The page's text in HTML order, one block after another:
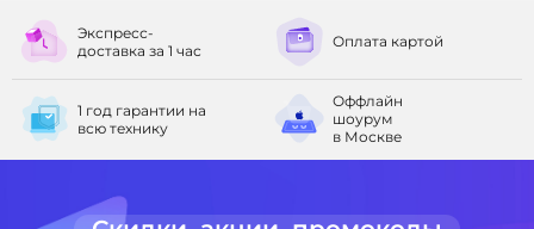
Экспресс-
доставка за 1 час Оплата картой
1 год гарантии на
всю технику
Оффлайн
шоурум
в Москве